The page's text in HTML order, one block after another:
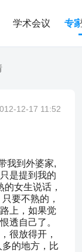
学术会议 专
12-17 11:52
我到外婆家,
是提到我的
女生说话，
要不熟的，
上，如果觉
透自己了。
很放得开，
的地方，比